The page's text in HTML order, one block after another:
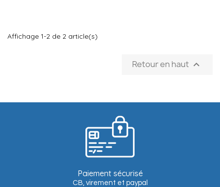
Affichage 1-2 de 2 article(s)
Retour en haut 
Paiement sécurisé
CB, virement et paypal